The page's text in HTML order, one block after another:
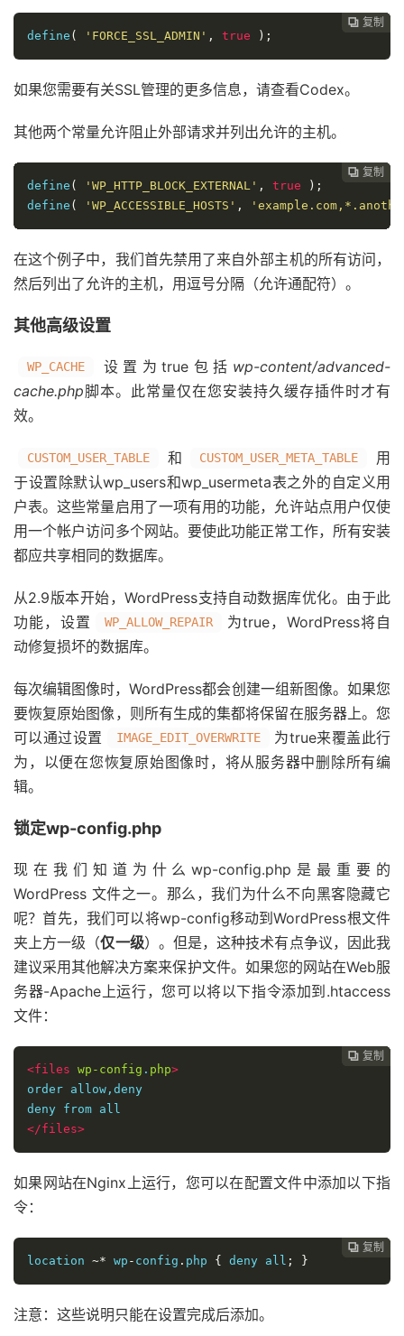
 复制
 复制
 复制
 复制
 复制
 复制
define ( 'FORCE_SSL_ADMIN' , true );
如果您需要有关SSL管理的更多信息，请查看Codex。
其他两个常量允许阻止外部请求并列出允许的主机。
 复制
 复制
 复制
 复制
 复制
define ( 'WP_HTTP_BLOCK_EXTERNAL' , true
);
define ( 'WP_ACCESSIBLE_HOSTS' ,
在这个例子中，我们首先禁用了来自外部主机的所有访问，
然后列出了允许的主机，用逗号分隔（允许通配符）。
其他高级设置
WP_CACHE 设置为true包括 wp-content/advanced-
cache.php脚本。此常量仅在您安装持久缓存插件时才有
效。
CUSTOM_USER_TABLE 和 CUSTOM_USER_META_TABLE
用
于设置除默认wp_users和wp_usermeta表之外的自定义用
户表。这些常量启用了一项有用的功能，允许站点用户仅使
用一个帐户访问多个网站。要使此功能正常工作，所有安装
都应共享相同的数据库。
从2.9版本开始，WordPress支持自动数据库优化。由于此
功能，设置
WP_ALLOW_REPAIR
为true，WordPress将自
动修复损坏的数据库。
每次编辑图像时，WordPress都会创建一组新图像。如果您
要恢复原始图像，则所有生成的集都将保留在服务器上。您
可以通过设置
IMAGE_EDIT_OVERWRITE
为true来覆盖此行
为，以便在您恢复原始图像时，将从服务器中删除所有编
辑。
锁定wp-config.php
现在我们知道为什么wp-config.php是最重要的
WordPress 文件之一。那么，我们为什么不向黑客隐藏它
呢？首先，我们可以将wp-config移动到WordPress根文件
夹上方一级（仅一级）。但是，这种技术有点争议，因此我
建议采用其他解决方案来保护文件。如果您的网站在Web服
务器-Apache上运行，您可以将以下指令添加到.htaccess
文件：
 复制
 复制
 复制
 复制
<files wp-config . php>
order allow,deny
</files>
如果网站在Nginx上运行，您可以在配置文件中添加以下指
令：
 复制
 复制
 复制
location ~* wp - config . php { deny all ; }
注意：这些说明只能在设置完成后添加。